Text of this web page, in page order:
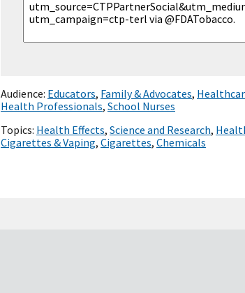
Audience: Educators, Family & Advocates,
Health Professionals, School Nurses
Topics: Health Effects, Science and Research,
Cigarettes & Vaping, Cigarettes, Chemicals